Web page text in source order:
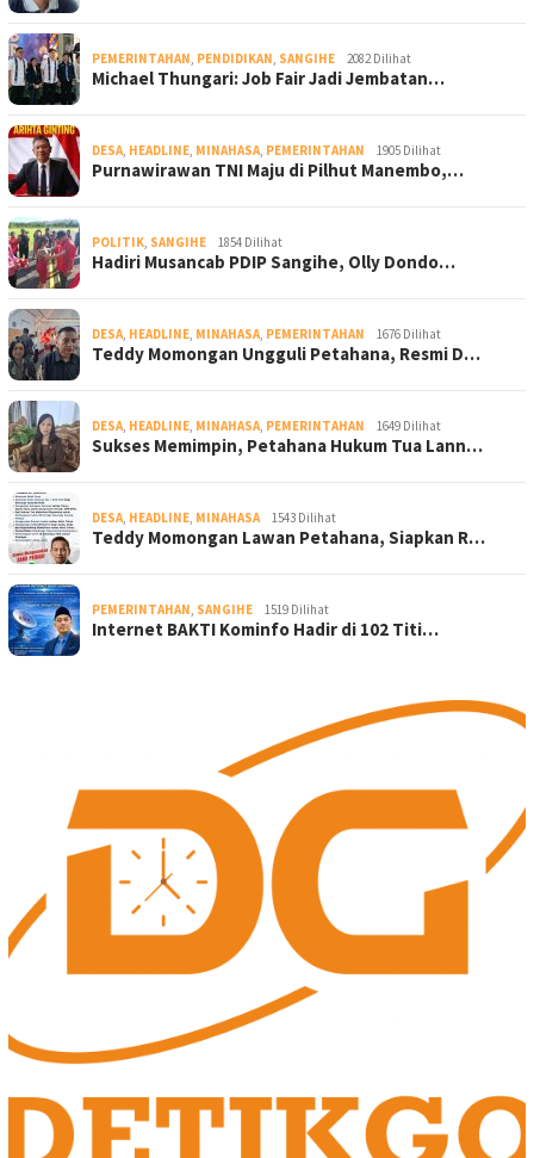
PEMERINTAHAN, PENDIDIKAN, SANGIHE 2082 Dilihat
Michael Thungari: Job Fair Jadi Jembatan…
DESA, HEADLINE, MINAHASA, PEMERINTAHAN 1905 Dilihat
Purnawirawan TNI Maju di Pilhut Manembo,…
POLITIK, SANGIHE 1854 Dilihat
Hadiri Musancab PDIP Sangihe, Olly Dondo…
DESA, HEADLINE, MINAHASA, PEMERINTAHAN 1676 Dilihat
Teddy Momongan Ungguli Petahana, Resmi D…
DESA, HEADLINE, MINAHASA, PEMERINTAHAN 1649 Dilihat
Sukses Memimpin, Petahana Hukum Tua Lann…
DESA, HEADLINE, MINAHASA 1543 Dilihat
Teddy Momongan Lawan Petahana, Siapkan R…
PEMERINTAHAN, SANGIHE 1519 Dilihat
Internet BAKTI Kominfo Hadir di 102 Titi…